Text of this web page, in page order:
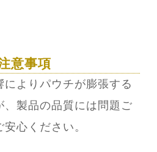
意事項
よりパウチが膨張する
、製品の品質には問題ご
心ください。